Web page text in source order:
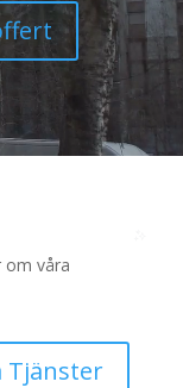
om våra
Tjänster